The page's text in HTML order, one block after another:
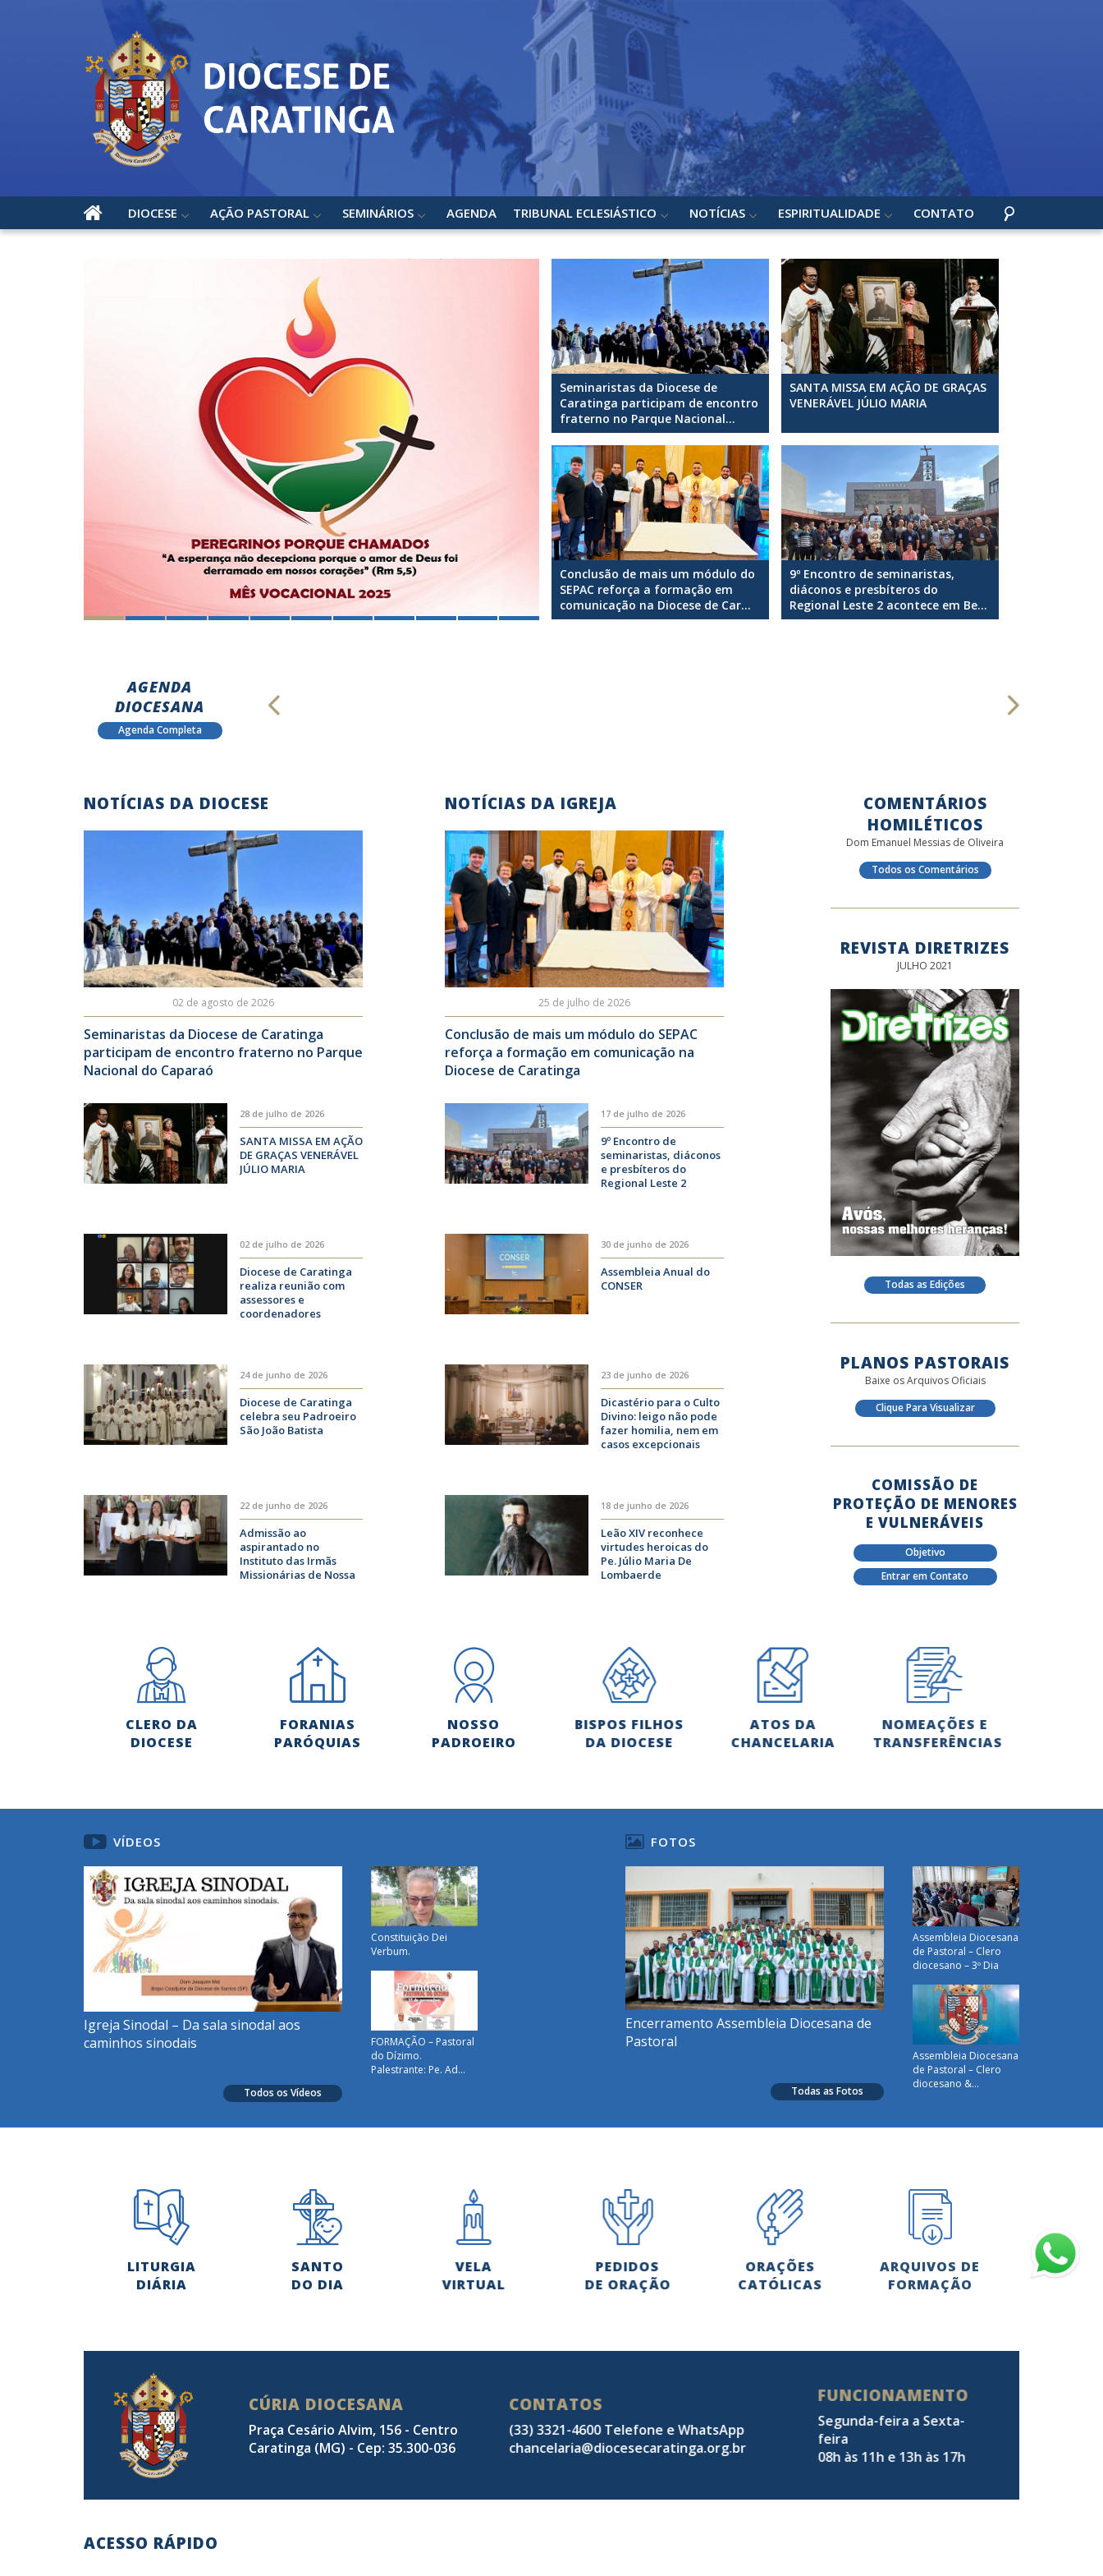
DIOCESE AÇÃO PASTORAL SEMINÁRIOS AGENDA TRIBUNAL ECLESIÁSTICO NOTÍCIAS ESPIRITUALIDADE CONTATO
Seminaristas da Diocese de
Caratinga participam de encontro
fraterno no Parque Nacional...
SANTA MISSA EM AÇÃO DE GRAÇAS
VENERÁVEL JÚLIO MARIA
Conclusão de mais um módulo do
SEPAC reforça a formação em
comunicação na Diocese de Car...
9º Encontro de seminaristas,
diáconos e presbíteros do
Regional Leste 2 acontece em Be...
AGENDA
DIOCESANA
Agenda Completa
NOTÍCIAS DA DIOCESE
02 de agosto de 2026
Seminaristas da Diocese de Caratinga
participam de encontro fraterno no Parque
Nacional do Caparaó
28 de julho de 2026
SANTA MISSA EM AÇÃO
DE GRAÇAS VENERÁVEL
JÚLIO MARIA
02 de julho de 2026
Diocese de Caratinga
realiza reunião com
assessores e
coordenadores
24 de junho de 2026
Diocese de Caratinga
celebra seu Padroeiro
São João Batista
22 de junho de 2026
Admissão ao
aspirantado no
Instituto das Irmãs
Missionárias de Nossa
NOTÍCIAS DA IGREJA
25 de julho de 2026
Conclusão de mais um módulo do SEPAC
reforça a formação em comunicação na
Diocese de Caratinga
17 de julho de 2026
9º Encontro de
seminaristas, diáconos
e presbíteros do
Regional Leste 2
30 de junho de 2026
Assembleia Anual do
CONSER
23 de junho de 2026
Dicastério para o Culto
Divino: leigo não pode
fazer homilia, nem em
casos excepcionais
18 de junho de 2026
Leão XIV reconhece
virtudes heroicas do
Pe. Júlio Maria De
Lombaerde
COMENTÁRIOS
HOMILÉTICOS
Dom Emanuel Messias de Oliveira
Todos os Comentários
REVISTA DIRETRIZES
JULHO 2021
Todas as Edições
PLANOS PASTORAIS
Baixe os Arquivos Oficiais
Clique Para Visualizar
COMISSÃO DE
PROTEÇÃO DE MENORES
E VULNERÁVEIS
Objetivo
Entrar em Contato
CLERO DA
DIOCESE
FORANIAS
PARÓQUIAS
NOSSO
PADROEIRO
BISPOS FILHOS
DA DIOCESE
ATOS DA
CHANCELARIA
NOMEAÇÕES E
TRANSFERÊNCIAS
VÍDEOS
Igreja Sinodal – Da sala sinodal aos
caminhos sinodais
Todos os Vídeos
Constituição Dei
Verbum.
FORMAÇÃO – Pastoral
do Dízimo.
Palestrante: Pe. Ad...
FOTOS
Encerramento Assembleia Diocesana de
Pastoral
Todas as Fotos
Assembleia Diocesana
de Pastoral – Clero
diocesano – 3º Dia
Assembleia Diocesana
de Pastoral – Clero
diocesano &...
LITURGIA
DIÁRIA
SANTO
DO DIA
VELA
VIRTUAL
PEDIDOS
DE ORAÇÃO
ORAÇÕES
CATÓLICAS
ARQUIVOS DE
FORMAÇÃO
CÚRIA DIOCESANA
Praça Cesário Alvim, 156 - Centro
Caratinga (MG) - Cep: 35.300-036
CONTATOS
(33) 3321-4600 Telefone e WhatsApp
chancelaria@diocesecaratinga.org.br
FUNCIONAMENTO
Segunda-feira a Sexta-
feira
08h às 11h e 13h às 17h
ACESSO RÁPIDO